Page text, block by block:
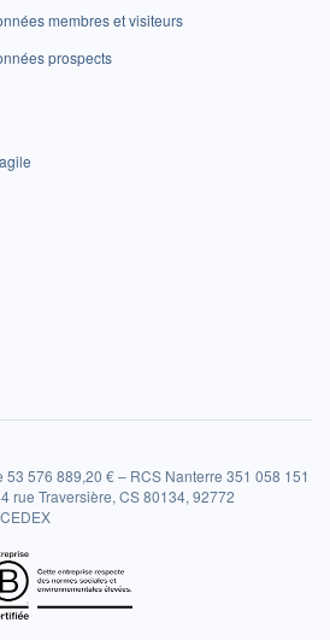
membres et visiteurs
prospects
53 576 889,20 € – RCS Nanterre 351 058 151
rue Traversière, CS 80134, 92772